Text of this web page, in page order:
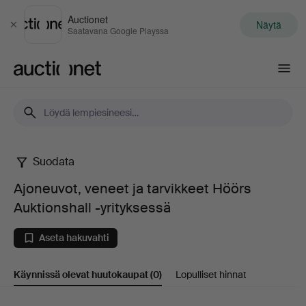
Sulje
Auctionet
Saatavana Google Playssa Näytä
Ajoneuvot,
veneet
ja
tarvikkeet
Suodata
Ajoneuvot, veneet ja tarvikkeet Höörs
Auktionshall -yrityksessä
Aseta hakuvahti
Käynnissä olevat huutokaupat(0) Lopulliset hinnat